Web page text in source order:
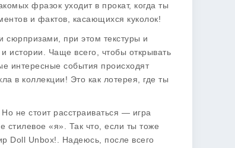
фразок уходит в прокат, когда ты
и фактов, касающихся куколок!
сюрпризами, при этом текстуры и
истории. Чаще всего, чтобы открывать
интересные события происходят
в коллекции! Это как лотерея, где ты
не стоит расстраиваться — игра
стилевое «я». Так что, если ты тоже
Doll Unbox! . Надеюсь, после всего